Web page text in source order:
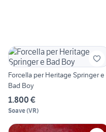
Forcella per Heritage Springer e
Bad Boy
1.800 €
Soave(VR)